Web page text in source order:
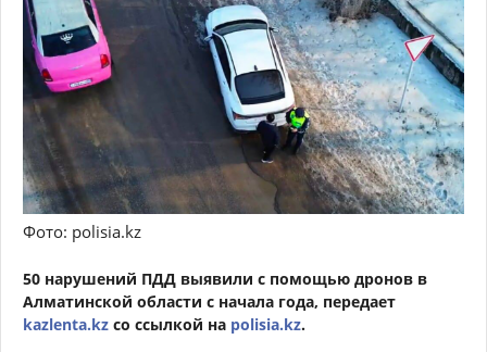
Фото: polisia.kz
50 нарушений ПДД выявили с помощью дронов в
Алматинской области с начала года, передает
kazlenta.kz со ссылкой на polisia.kz.